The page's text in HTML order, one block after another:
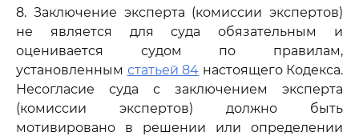
8. Заключение эксперта (комиссии экспертов)
не является для суда обязательным и
оценивается судом по правилам,
установленным статьей 84 настоящего Кодекса.
Несогласие суда с заключением эксперта
(комиссии экспертов) должно быть
мотивировано в решении или определении